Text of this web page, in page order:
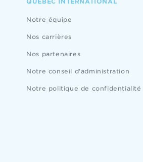
Notre équipe
Nos carrières
Nos partenaires
Notre conseil d'administration
Notre politique de confidentialité